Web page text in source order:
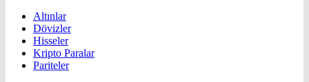
Altınlar
Dövizler
Hisseler
Kripto Paralar
Pariteler